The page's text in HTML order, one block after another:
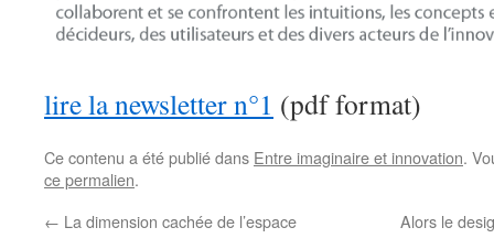
lire la newsletter n°1 (pdf format)
Ce contenu a été publié dans Entre imaginaire et innovation.
ce permalien.
← La dimension cachée de l’espace Alors le